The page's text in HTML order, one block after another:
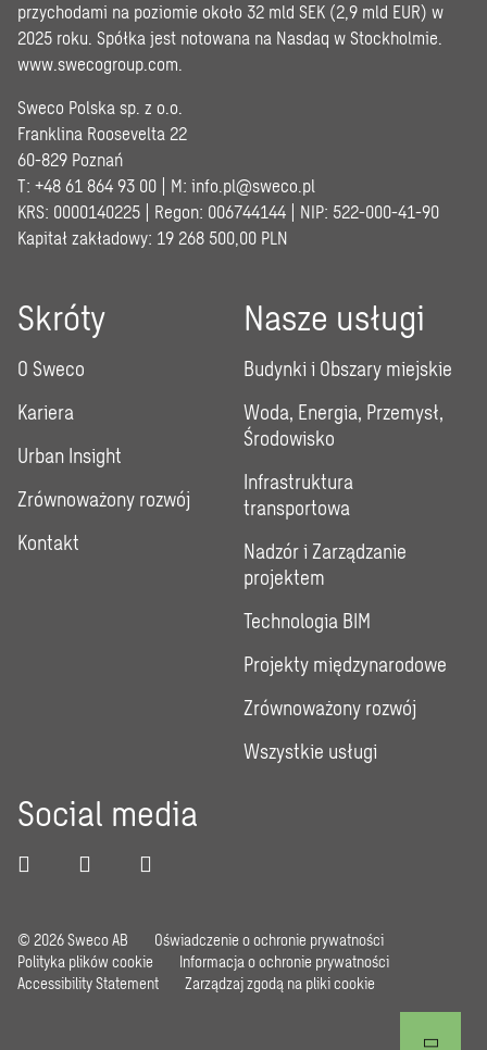
przychodami na poziomie około 32 mld SEK (2,9 mld EUR) w
2025 roku. Spółka jest notowana na Nasdaq w Stockholmie.
www.swecogroup.com
Sweco Polska sp. z o.o.
Franklina Roosevelta 22
60-829 Poznań
T: +48 61 864 93 00 | M: info.pl@sweco.pl
KRS: 0000140225 | Regon: 006744144 | NIP: 522-000-41-90
Kapitał zakładowy: 19 268 500,00 PLN
Skróty
O Sweco
Kariera
Urban Insight
Zrównoważony rozwój
Kontakt
Nasze usługi
Budynki i Obszary miejskie
Woda, Energia, Przemysł,
Środowisko
Infrastruktura
transportowa
Nadzór i Zarządzanie
projektem
Technologia BIM
Projekty międzynarodowe
Zrównoważony rozwój
Wszystkie usługi
Social media
© 2026 Sweco AB
Oświadczenie o ochronie prywatności
Polityka plików cookie
Informacja o ochronie prywatności
Accessibility Statement
Zarządzaj zgodą na pliki cookie